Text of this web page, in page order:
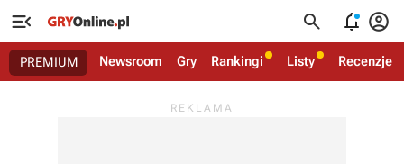
   
PREMIUM Newsroom Gry Rankingi Listy Recenzje